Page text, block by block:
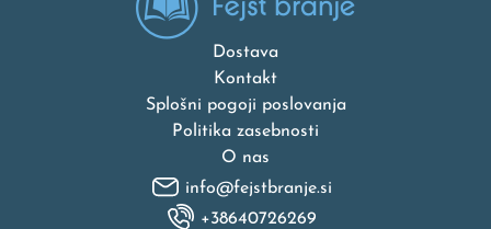
Dostava
Kontakt
Splošni pogoji poslovanja
Politika zasebnosti
O nas
info@fejstbranje.si
+38640726269